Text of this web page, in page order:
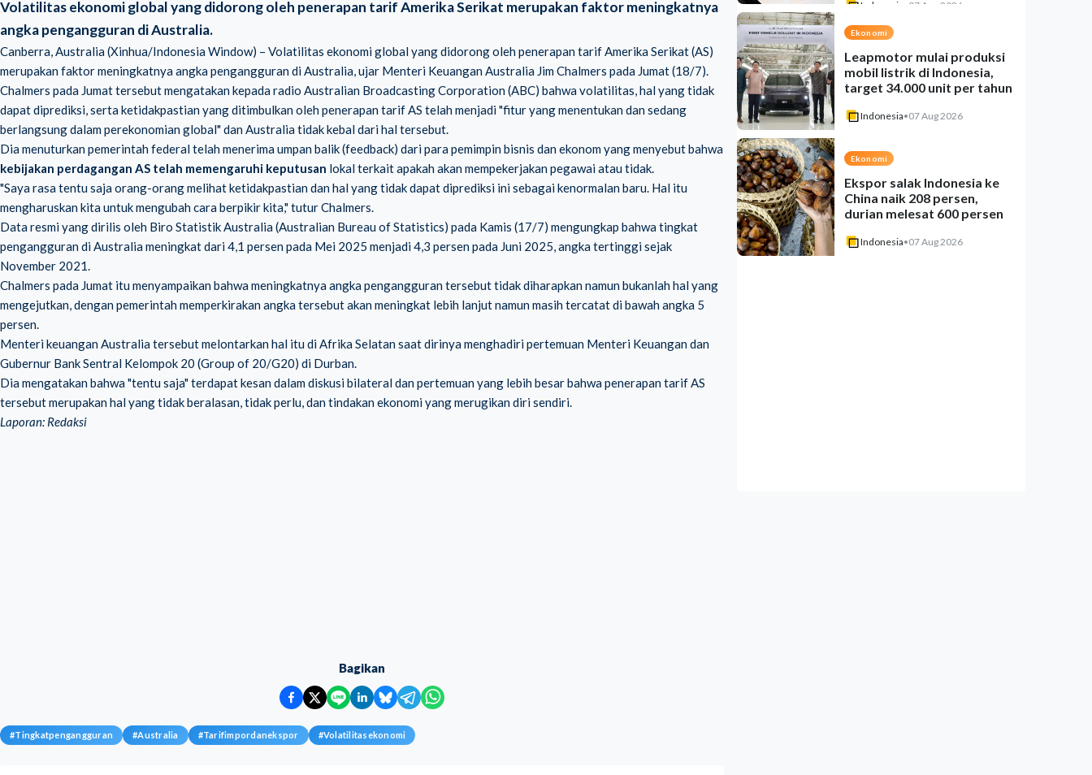
Volatilitas ekonomi global yang didorong oleh penerapan tarif Amerika Serikat merupakan faktor meningkatnya
angka pengangguran di Australia.
Canberra, Australia (Xinhua/Indonesia Window) – Volatilitas ekonomi global yang didorong oleh penerapan tarif Amerika Serikat (AS)
merupakan faktor meningkatnya angka pengangguran di Australia, ujar Menteri Keuangan Australia Jim Chalmers pada Jumat (18/7).
Chalmers pada Jumat tersebut mengatakan kepada radio Australian Broadcasting Corporation (ABC) bahwa volatilitas, hal yang tidak
dapat diprediksi, serta ketidakpastian yang ditimbulkan oleh penerapan tarif AS telah menjadi "fitur yang menentukan dan sedang
berlangsung dalam perekonomian global" dan Australia tidak kebal dari hal tersebut.
Dia menuturkan pemerintah federal telah menerima umpan balik (feedback) dari para pemimpin bisnis dan ekonom yang menyebut bahwa
kebijakan perdagangan AS telah memengaruhi keputusan lokal terkait apakah akan mempekerjakan pegawai atau tidak.
"Saya rasa tentu saja orang-orang melihat ketidakpastian dan hal yang tidak dapat diprediksi ini sebagai kenormalan baru. Hal itu
mengharuskan kita untuk mengubah cara berpikir kita," tutur Chalmers.
Data resmi yang dirilis oleh Biro Statistik Australia (Australian Bureau of Statistics) pada Kamis (17/7) mengungkap bahwa tingkat
pengangguran di Australia meningkat dari 4,1 persen pada Mei 2025 menjadi 4,3 persen pada Juni 2025, angka tertinggi sejak
November 2021.
Chalmers pada Jumat itu menyampaikan bahwa meningkatnya angka pengangguran tersebut tidak diharapkan namun bukanlah hal yang
mengejutkan, dengan pemerintah memperkirakan angka tersebut akan meningkat lebih lanjut namun masih tercatat di bawah angka 5
persen.
Menteri keuangan Australia tersebut melontarkan hal itu di Afrika Selatan saat dirinya menghadiri pertemuan Menteri Keuangan dan
Gubernur Bank Sentral Kelompok 20 (Group of 20/G20) di Durban.
Dia mengatakan bahwa "tentu saja" terdapat kesan dalam diskusi bilateral dan pertemuan yang lebih besar bahwa penerapan tarif AS
tersebut merupakan hal yang tidak beralasan, tidak perlu, dan tindakan ekonomi yang merugikan diri sendiri.
Laporan: Redaksi
Bagikan
#Tingkatpengangguran #Australia #Tarifimpordanekspor #Volatilitasekonomi
Indonesia 07 Aug 2026
Ekonomi
Leapmotor mulai produksi
mobil listrik di Indonesia,
target 34.000 unit per tahun
Indonesia•07 Aug 2026
Ekonomi
Ekspor salak Indonesia ke
China naik 208 persen,
durian melesat 600 persen
Indonesia•07 Aug 2026